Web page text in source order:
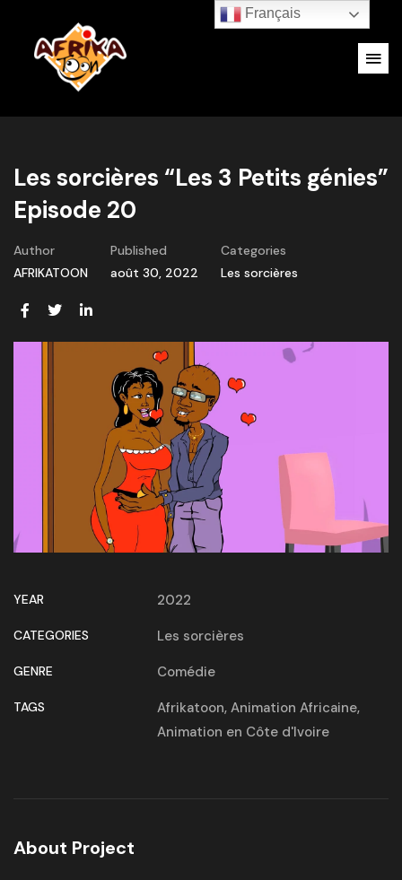
Les sorcières “Les 3 Petits génies”
Episode 20
Author
AFRIKATOON
Published
août 30, 2022
Categories
Les sorcières
YEAR 2022
CATEGORIES Les sorcières
GENRE Comédie
TAGS Afrikatoon, Animation Africaine,
Animation en Côte d'Ivoire
About Project
Français